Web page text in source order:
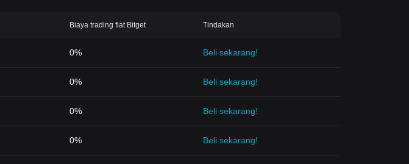
Biaya trading fiat Bitget Tindakan
0% Beli sekarang!
0% Beli sekarang!
0% Beli sekarang!
0% Beli sekarang!